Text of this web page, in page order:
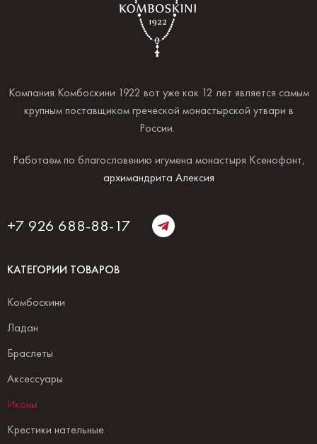
Компания Комбоскини 1922 вот уже как 12 лет является самым
крупным поставщиком греческой монастырской утвари в
России.
Работаем по благословению игумена монастыря Ксенофонт,
архимандрита Алексия
+7 926 688-88-17
КАТЕГОРИИ ТОВАРОВ
Комбоскини
Ладан
Браслеты
Аксессуары
Иконы
Крестики нательные